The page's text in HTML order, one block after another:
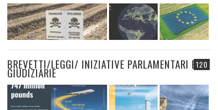
120
BREVETTI/LEGGI/ INIZIATIVE PARLAMENTARI E
GIUDIZIARIE